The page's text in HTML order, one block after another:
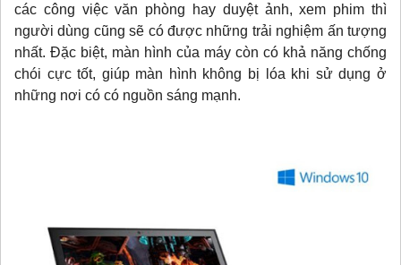
các công việc văn phòng hay duyệt ảnh, xem phim thì
người dùng cũng sẽ có được những trải nghiệm ấn tượng
nhất. Đặc biệt, màn hình của máy còn có khả năng chống
chói cực tốt, giúp màn hình không bị lóa khi sử dụng ở
những nơi có có nguồn sáng mạnh.